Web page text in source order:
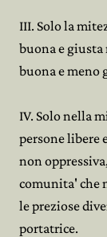
III. Solo la
buona e giusta
buona e meno
IV. Solo nella
persone libere
non
comunita' che
le preziose
portatrice.